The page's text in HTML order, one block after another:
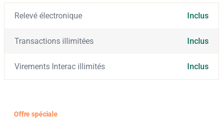
Relevé électronique Inclus
Transactions illimitées Inclus
Virements Interac illimités Inclus
Offre spéciale